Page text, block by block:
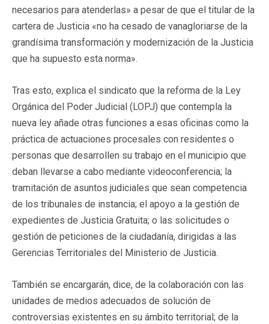
necesarios para atenderlas» a pesar de que el titular de la
cartera de Justicia «no ha cesado de vanagloriarse de la
grandísima transformación y modernización de la Justicia
que ha supuesto esta norma».
Tras esto, explica el sindicato que la reforma de la Ley
Orgánica del Poder Judicial (LOPJ) que contempla la
nueva ley añade otras funciones a esas oficinas como la
práctica de actuaciones procesales con residentes o
personas que desarrollen su trabajo en el municipio que
deban llevarse a cabo mediante videoconferencia; la
tramitación de asuntos judiciales que sean competencia
de los tribunales de instancia; el apoyo a la gestión de
expedientes de Justicia Gratuita; o las solicitudes o
gestión de peticiones de la ciudadanía, dirigidas a las
Gerencias Territoriales del Ministerio de Justicia.
También se encargarán, dice, de la colaboración con las
unidades de medios adecuados de solución de
controversias existentes en su ámbito territorial; de la